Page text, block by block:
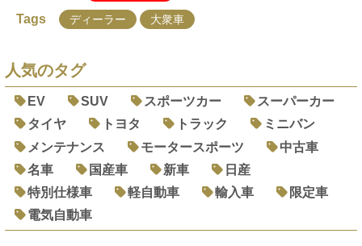
Tags ディーラー 大衆車
人気のタグ
EV SUV スポーツカー
スーパーカー
タイヤ
トヨタ トラック
ミニバン
メンテナンス
モータースポーツ
中古車
名車
国産車 新車
日産
特別仕様車
軽自動車 輸入車
限定車
電気自動車